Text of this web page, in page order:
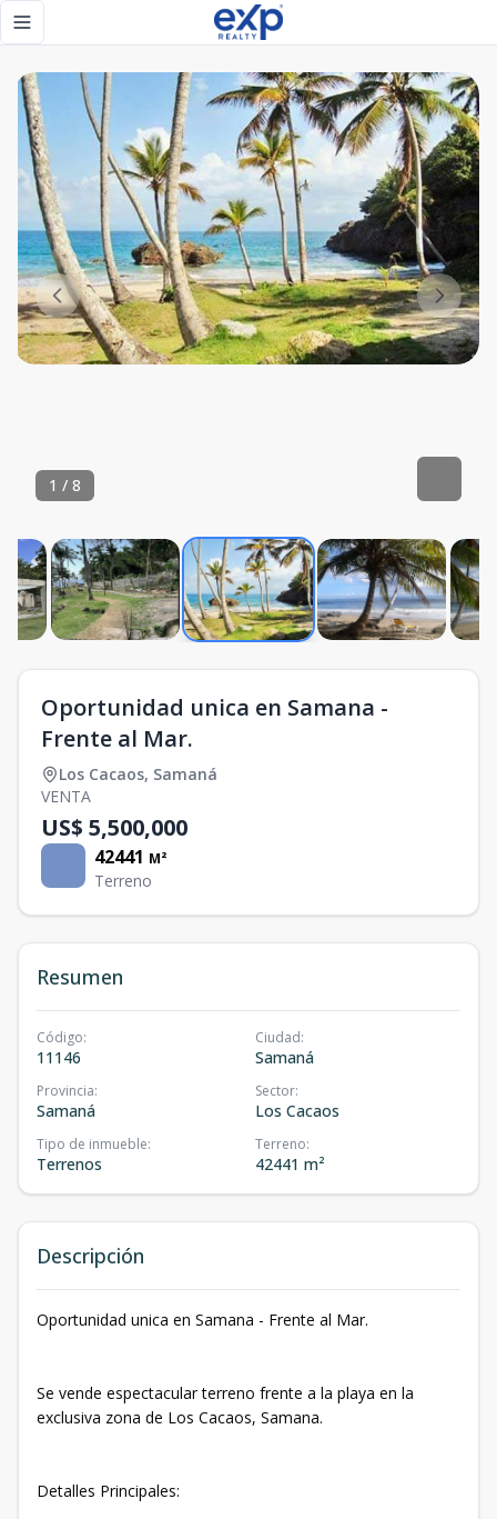
Toggle navigation menu
1 / 8
Oportunidad unica en Samana -
Frente al Mar.
Los Cacaos, Samaná
VENTA
US$ 5,500,000
42441 M²
Terreno
Resumen
Código:
11146
Ciudad:
Samaná
Provincia:
Samaná
Sector:
Los Cacaos
Tipo de inmueble:
Terrenos
Terreno:
42441 m²
Descripción
Oportunidad unica en Samana - Frente al Mar.
Se vende espectacular terreno frente a la playa en la
exclusiva zona de Los Cacaos, Samana.
Detalles Principales:
Oportunidad unica en Samana - Frente al Mar. - eXp Realty